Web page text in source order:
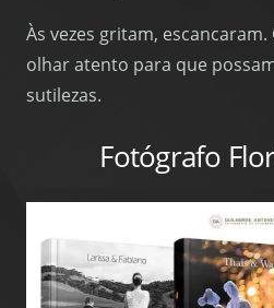
Às vezes gritam,
olhar atento para que
sutilezas.
Fotógrafo